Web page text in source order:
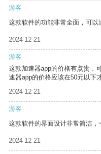
游客
这款软件的功能非常全面，可以
2024-12-21
游客
这款加速器app的价格有点贵，
速器app的价格应该在50元以下
2024-12-21
游客
这款软件的界面设计非常简洁，
2024-12-21